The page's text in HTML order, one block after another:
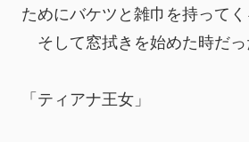
ためにバケツと雑巾を持ってく
そして窓拭きを始めた時だ
「ティアナ王女」